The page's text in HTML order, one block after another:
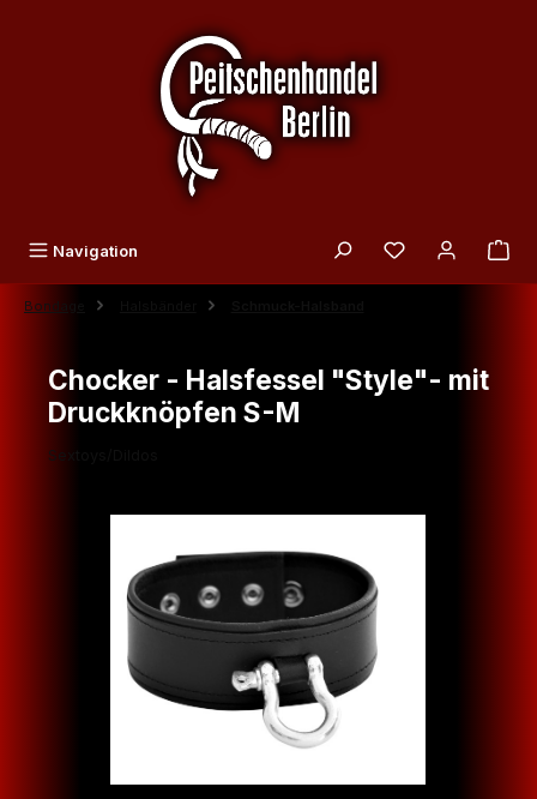
Navigation Du hast 0
Bondage
Chocker - Halsfessel "Style"- mit
Druckknöpfen S-M
Sextoys/Dildos